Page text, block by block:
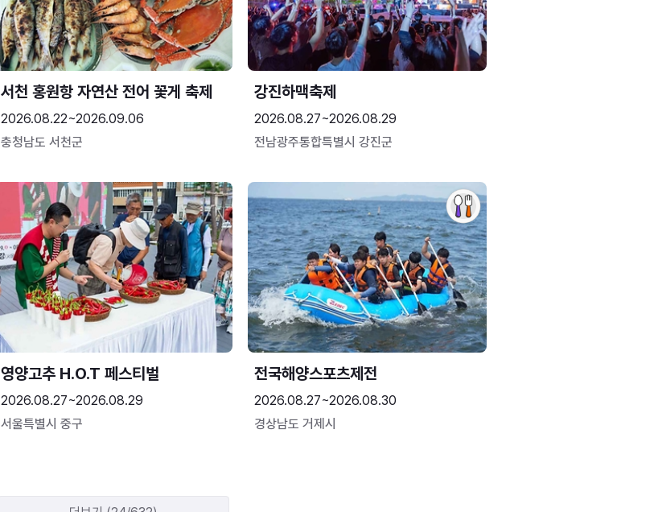
서천 홍원항 자연산 전어 꽃게 축제
2026.08.22~2026.09.06
충청남도 서천군
강진하맥축제
2026.08.27~2026.08.29
전남광주통합특별시 강진군
영양고추 H.O.T 페스티벌
2026.08.27~2026.08.29
서울특별시 중구
전국해양스포츠제전
2026.08.27~2026.08.30
경상남도 거제시